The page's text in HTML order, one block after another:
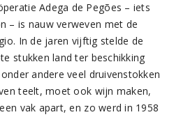
Adega de Pegões – iets
– is nauw verweven met de
In de jaren vijftig stelde de
stukken land ter beschikking
andere veel druivenstokken
teelt, moet ook wijn maken,
vak apart, en zo werd in 1958